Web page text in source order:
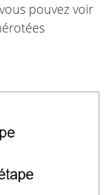
pouvez voir